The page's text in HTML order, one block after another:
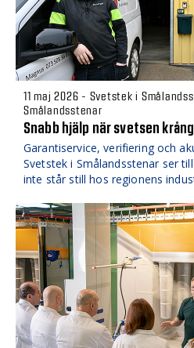
11 maj 2026 - Svetstek i
Smålandsstenar
Snabb hjälp när svetsen
Garantiservice, verifiering och
Svetstek i Smålandsstenar ser
inte står still hos regionens